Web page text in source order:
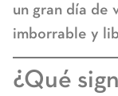
un gran día de
imborrable y
¿Qué